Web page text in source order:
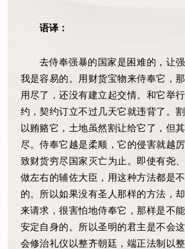
语译：
去侍奉强暴的国家是困难的，让
我是容易的。用财货宝物来侍奉它，那
用尽了，还没有建立起交情。和它举
约，契约订立不过几天它就违背了。
以贿赂它，土地虽然割让给它了，但
尽。侍奉它越是柔顺，它的侵害就越
致财货穷尽国家灭亡为止。即使有尧
做左右的辅佐大臣，用这种方法都是
的。所以如果没有圣人那样的方法，
来请求，很害怕地侍奉它，那样是不能
安定自身的。所以圣明的君主是不会
会修治礼仪以整齐朝廷，端正法制以